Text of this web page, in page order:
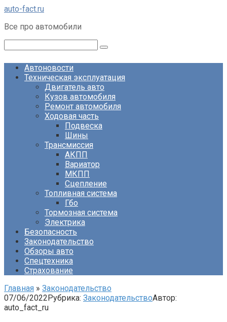
Перейти
контенту
auto-fact.ru
Все про автомобили
Автоновости
Техническая эксплуатация
Двигатель авто
Кузов автомобиля
Ремонт автомобиля
Ходовая часть
Подвеска
Шины
Трансмиссия
АКПП
Вариатор
МКПП
Сцепление
Топливная система
Гбо
Тормозная система
Электрика
Безопасность
Законодательство
Обзоры авто
Спецтехника
Страхование
Главная » Законодательство
07/06/2022Рубрика: ЗаконодательствоАвтор:
auto_fact_ru